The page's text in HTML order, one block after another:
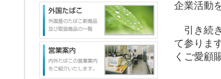
企業活動
引き続
て参りま
くご愛顧